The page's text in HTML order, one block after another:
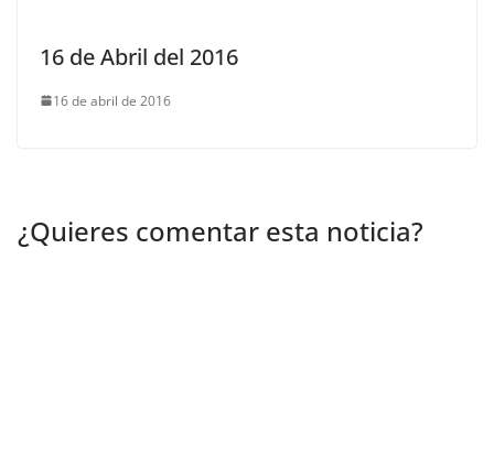
16 de Abril del 2016
16 de abril de 2016
¿Quieres comentar esta noticia?